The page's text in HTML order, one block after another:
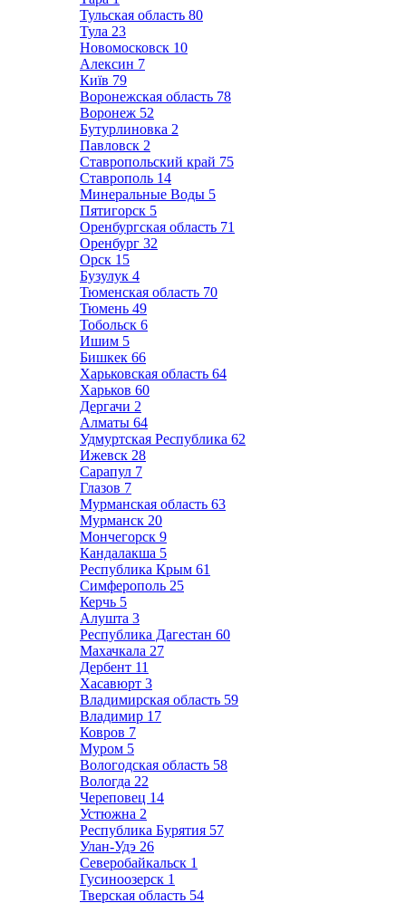
Тульская область 80
Тула 23
Новомосковск 10
Алексин 7
Київ 79
Воронежская область 78
Воронеж 52
Бутурлиновка 2
Павловск 2
Ставропольский край 75
Ставрополь 14
Минеральные Воды 5
Пятигорск 5
Оренбургская область 71
Оренбург 32
Орск 15
Бузулук 4
Тюменская область 70
Тюмень 49
Тобольск 6
Ишим 5
Бишкек 66
Харьковская область 64
Харьков 60
Дергачи 2
Алматы 64
Удмуртская Республика 62
Ижевск 28
Сарапул 7
Глазов 7
Мурманская область 63
Мурманск 20
Мончегорск 9
Кандалакша 5
Республика Крым 61
Симферополь 25
Керчь 5
Алушта 3
Республика Дагестан 60
Махачкала 27
Дербент 11
Хасавюрт 3
Владимирская область 59
Владимир 17
Ковров 7
Муром 5
Вологодская область 58
Вологда 22
Череповец 14
Устюжна 2
Республика Бурятия 57
Улан-Удэ 26
Северобайкальск 1
Гусиноозерск 1
Тверская область 54